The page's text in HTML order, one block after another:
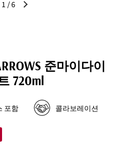
슬라이드다음 슬라이드
1 /6
준마이다이
720ml
포함 콜라보레이션